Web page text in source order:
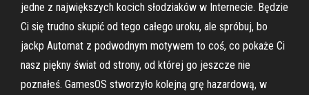
jedne z największych kocich słodziaków w Internecie. Będzie
Ci się trudno skupić od tego całego uroku, ale spróbuj, bo
jackp Automat z podwodnym motywem to coś, co pokaże Ci
nasz piękny świat od strony, od której go jeszcze nie
poznałeś. GamesOS stworzyło kolejną grę hazardową, w